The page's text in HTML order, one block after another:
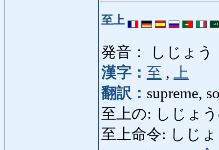
至上
発音： しじょう
漢字： 至 , 上
翻訳： supreme,
至上の: しじょ
至上命令: しじょ